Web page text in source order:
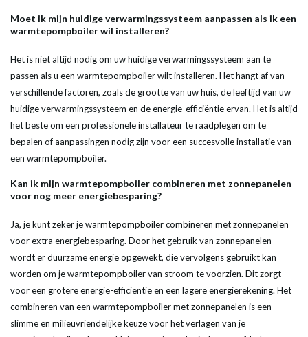
Moet ik mijn huidige verwarmingssysteem aanpassen als ik een
warmtepompboilerwil installeren?
Het is niet altijd nodig om uw huidige verwarmingssysteem aan te
passen als u een warmtepompboilerwilt installeren. Het hangt af van
verschillende factoren, zoals de grootte van uw huis, de leeftijd van uw
huidige verwarmingssysteem en deenergie-efficiëntie ervan. Het is altijd
het beste om een professionele installateur te raadplegen om te
bepalen of aanpassingen nodig zijn voor een succesvolle installatie van
een warmtepompboiler.
Kan ik mijn warmtepompboiler combineren met zonnepanelen
voor nog meer energiebesparing?
Ja, je kunt zeker jewarmtepompboilercombineren met zonnepanelen
voor extra energiebesparing. Door het gebruik van zonnepanelen
wordt er duurzameenergieopgewekt, die vervolgens gebruikt kan
worden om jewarmtepompboilervan stroom te voorzien. Dit zorgt
voor een grotereenergie-efficiëntie en een lagere energierekening. Het
combineren van een warmtepompboilermet zonnepanelen is een
slimme en milieuvriendelijke keuze voor het verlagen van je